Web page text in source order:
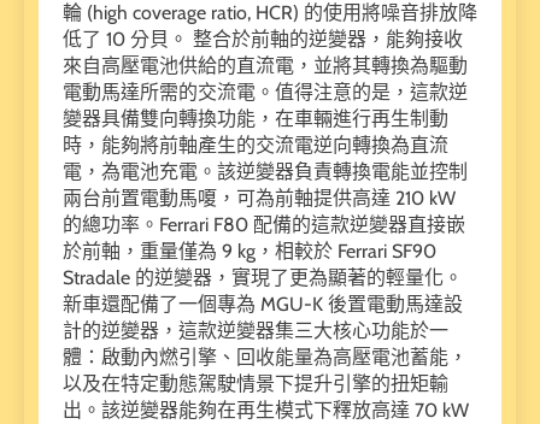
輪 (high coverage ratio, HCR) 的使用將噪音排放降
低了 10 分貝。 整合於前軸的逆變器，能夠接收
來自高壓電池供給的直流電，並將其轉換為驅動
電動馬達所需的交流電。值得注意的是，這款逆
變器具備雙向轉換功能，在車輛進行再生制動
時，能夠將前軸產生的交流電逆向轉換為直流
電，為電池充電。該逆變器負責轉換電能並控制
兩台前置電動馬嗄，可為前軸提供高達 210 kW
的總功率。Ferrari F80 配備的這款逆變器直接嵌
於前軸，重量僅為 9 kg，相較於 Ferrari SF90
Stradale 的逆變器，實現了更為顯著的輕量化。
新車還配備了一個專為 MGU-K 後置電動馬達設
計的逆變器，這款逆變器集三大核心功能於一
體：啟動內燃引擎、回收能量為高壓電池蓄能，
以及在特定動態駕駛情景下提升引擎的扭矩輸
出。該逆變器能夠在再生模式下釋放高達 70 kW